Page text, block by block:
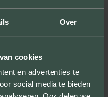
Over
cookies
en advertenties te
social media te bieden
Mustern zeigen
sich auch von
überzeugen.